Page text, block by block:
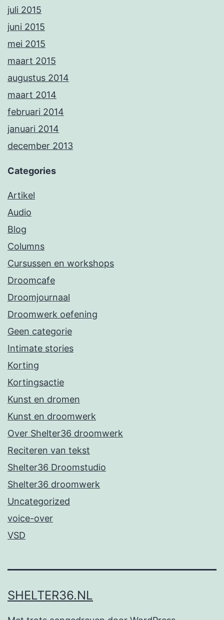
juli 2015
juni 2015
mei 2015
maart 2015
augustus 2014
maart 2014
februari 2014
januari 2014
december 2013
Categories
Artikel
Audio
Blog
Columns
Cursussen en workshops
Droomcafe
Droomjournaal
Droomwerk oefening
Geen categorie
Intimate stories
Korting
Kortingsactie
Kunst en dromen
Kunst en droomwerk
Over Shelter36 droomwerk
Reciteren van tekst
Shelter36 Droomstudio
Shelter36 droomwerk
Uncategorized
voice-over
VSD
SHELTER36.NL